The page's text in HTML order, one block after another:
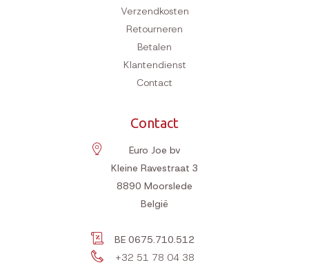
Verzendkosten
Retourneren
Betalen
Klantendienst
Contact
Contact
Euro Joe bv
Kleine Ravestraat 3
8890 Moorslede
België
BE 0675.710.512
+32 51 78 04 38